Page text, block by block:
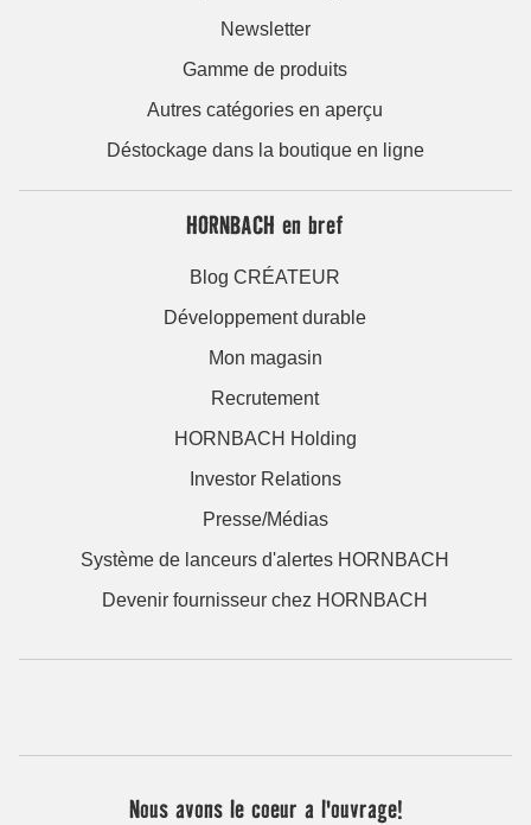
Newsletter
Gamme de produits
Autres catégories en aperçu
Déstockage dans la boutique en ligne
HORNBACH en bref
Blog CRÉATEUR
Développement durable
Mon magasin
Recrutement
HORNBACH Holding
Investor Relations
Presse/Médias
Système de lanceurs d'alertes HORNBACH
Devenir fournisseur chez HORNBACH
Nous avons le coeur a l'ouvrage!